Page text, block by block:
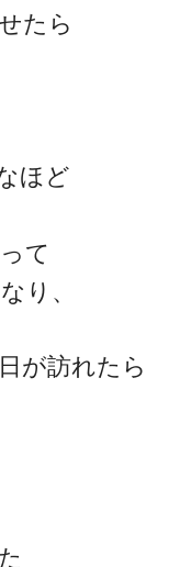
たら
ほど
て
り、
が訪れたら